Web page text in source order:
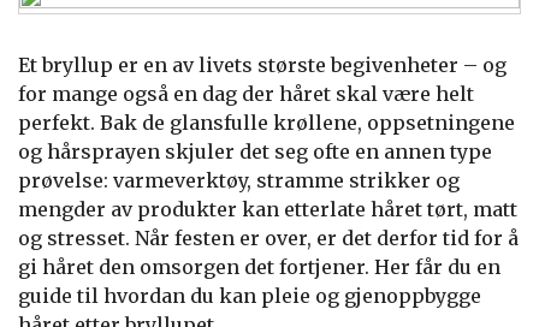
Et bryllup er en av livets største begivenheter – og
for mange også en dag der håret skal være helt
perfekt. Bak de glansfulle krøllene, oppsetningene
og hårsprayen skjuler det seg ofte en annen type
prøvelse: varmeverktøy, stramme strikker og
mengder av produkter kan etterlate håret tørt, matt
og stresset. Når festen er over, er det derfor tid for å
gi håret den omsorgen det fortjener. Her får du en
guide til hvordan du kan pleie og gjenoppbygge